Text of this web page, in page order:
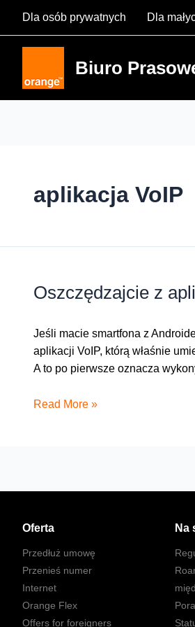
Dla osób prywatnych Dla
Biuro
aplikacja VoIP
Oszczędzajcie z
Jeśli macie smartfona z
aplikacji VoIP, którą właśnie
A to po pierwsze oznacza
Oszczędzajcie
smartfony
tablety
Read More »
Oferta
Przedłuż umowę
Przenieś numer
Internet
Orange Flex
Offers for foreigners
Na